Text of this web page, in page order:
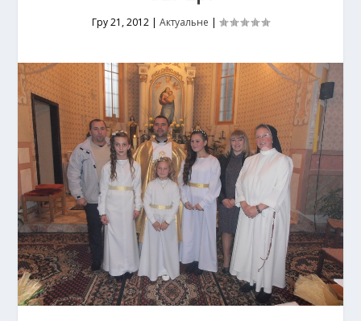
Гру 21, 2012 | Актуальне |